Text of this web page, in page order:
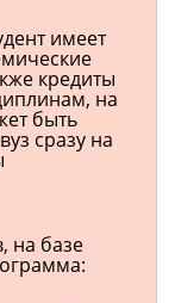
имеет
кредиты
на
быть
сразу на
на базе